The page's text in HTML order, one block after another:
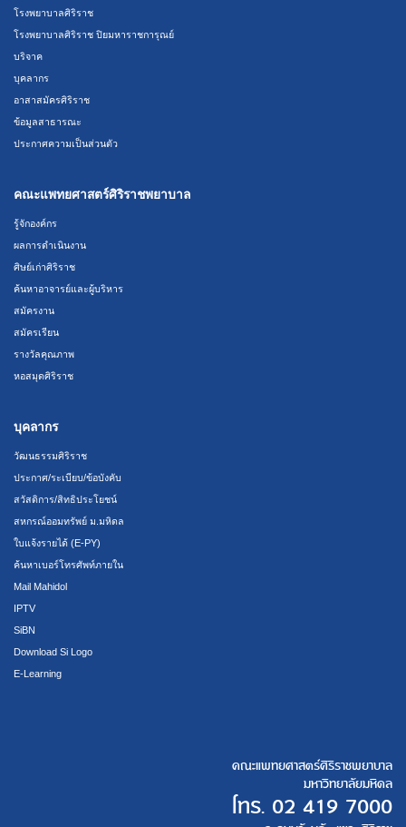
โรงพยาบาลศิริราช
โรงพยาบาลศิริราช ปิยมหาราชการุณย์
บริจาค
บุคลากร
อาสาสมัครศิริราช
ข้อมูลสาธารณะ
ประกาศความเป็นส่วนตัว
คณะแพทยศาสตร์ศิริราชพยาบาล
รู้จักองค์กร
ผลการดำเนินงาน
ศิษย์เก่าศิริราช
ค้นหาอาจารย์และผู้บริหาร
สมัครงาน
สมัครเรียน
รางวัลคุณภาพ
หอสมุดศิริราช
บุคลากร
วัฒนธรรมศิริราช
ประกาศ/ระเบียบ/ข้อบังคับ
สวัสดิการ/สิทธิประโยชน์
สหกรณ์ออมทรัพย์ ม.มหิดล
ใบแจ้งรายได้ (E-PY)
ค้นหาเบอร์โทรศัพท์ภายใน
Mail Mahidol
IPTV
SiBN
Download Si Logo
E-Learning
คณะแพทยศาสตร์ศิริราชพยาบาล
มหาวิทยาลัยมหิดล
โทร. 02 419 7000